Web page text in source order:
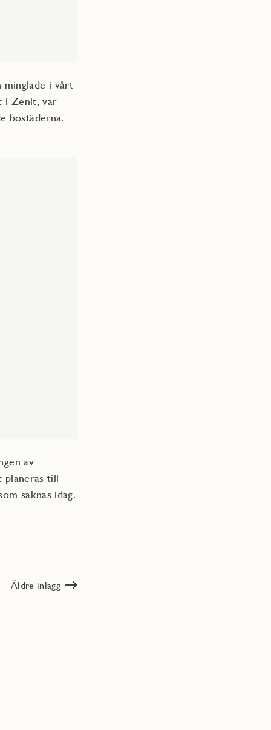
minglade i vårt
i Zenit, var
bostäderna.
av
planeras till
saknas idag.
Äldre inlägg